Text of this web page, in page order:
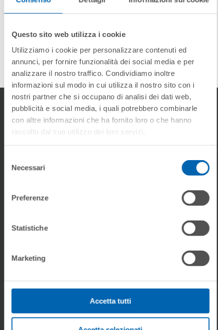
Utilizziamo i cookie per personalizzare contenuti ed
annunci, per fornire funzionalità dei social media e per
analizzare il nostro traffico. Condividiamo inoltre
informazioni sul modo in cui utilizza il nostro sito con i
nostri partner che si occupano di analisi dei dati web,
pubblicità e social media, i quali potrebbero combinarle
con altre informazioni che ha fornito loro o che hanno
raccolto dal suo utilizzo dei loro servizi.
Selezione
consenso
Accetta tutti
Accetta selezionati
BERYL 2.1 SV
Download
DOCUMENTS
Product Range